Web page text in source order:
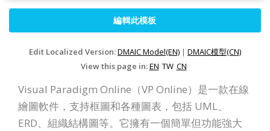
編輯此模板
Edit Localized Version:DMAIC Model(EN) | DMAIC模型(CN)
View this page in:EN TW CN
Visual Paradigm Online（VP Online）是一款在線
繪圖軟件，支持框圖和各種圖表，包括 UML、
ERD、組織結構圖等。它擁有一個簡單但功能強大